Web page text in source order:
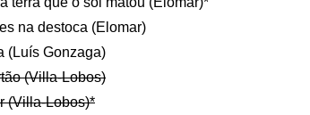
na destoca (Elomar)
(Luís Gonzaga)
(Villa-Lobos)
(Villa-Lobos)*